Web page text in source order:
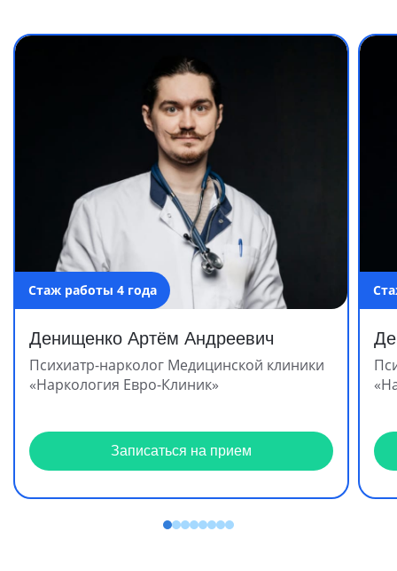
Стаж работы 4 года
Денищенко Артём Андреевич
Психиатр-нарколог Медицинской клиники
«Наркология Евро-Клиник»
Записаться на прием